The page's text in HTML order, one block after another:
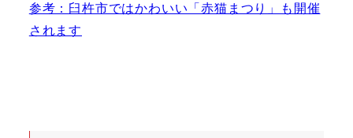
参考：臼杵市ではかわいい「赤猫まつり」も開催
されます